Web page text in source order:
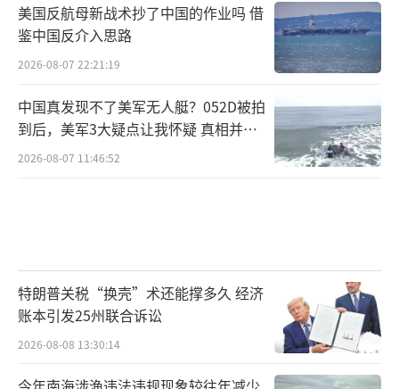
美国反航母新战术抄了中国的作业吗 借
鉴中国反介入思路
2026-08-07 22:21:19
中国真发现不了美军无人艇？052D被拍
到后，美军3大疑点让我怀疑 真相并非
如此
2026-08-07 11:46:52
特朗普关税“换壳”术还能撑多久 经济
账本引发25州联合诉讼
2026-08-08 13:30:14